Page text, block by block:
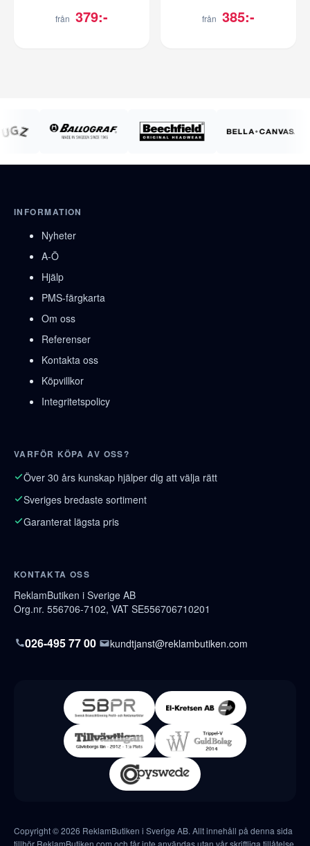
från 379:- från 385:-
INFORMATION
Nyheter
A-Ö
Hjälp
PMS-färgkarta
Om oss
Referenser
Kontakta oss
Köpvillkor
Integritetspolicy
VARFÖR KÖPA AV OSS?
Över 30 års kunskap hjälper dig att välja rätt
Sveriges bredaste sortiment
Garanterat lägsta pris
KONTAKTA OSS
ReklamButiken i Sverige AB
Org.nr. 556706-7102, VAT SE556706710201
026-495 77 00 kundtjanst@reklambutiken.com
Copyright © 2026 ReklamButiken i Sverige AB. Allt innehåll på denna sida